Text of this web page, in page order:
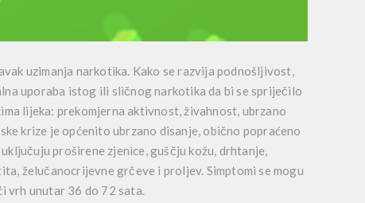
uzimanja narkotika. Kako se razvija podnošljivost,
uporaba istog ili sličnog narkotika da bi se spriječilo
lijeka: prekomjerna aktivnost, živahnost, ubrzano
krize je općenito ubrzano disanje, obično popraćeno
proširene zjenice, guščju kožu, drhtanje,
želučanocrijevne grčeve i proljev. Simptomi se mogu
vrh unutar 36 do 72 sata.